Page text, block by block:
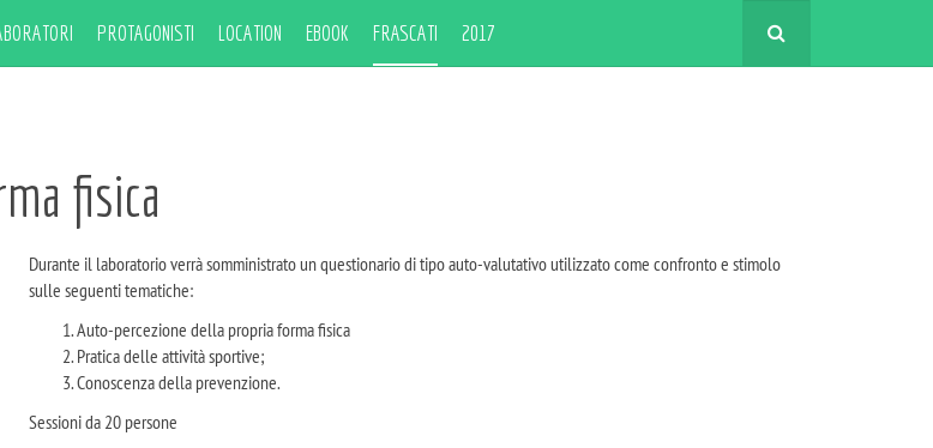
PROTAGONISTI LOCATION EBOOK FRASCATI 2017
fisica
Durante il laboratorio verrà somministrato un questionario di tipo auto-valutativo utilizzato come confronto e stimolo
sulle seguenti tematiche:
Auto-percezione della propria forma fisica
Pratica delle attività sportive;
Conoscenza della prevenzione.
Sessioni da 20 persone